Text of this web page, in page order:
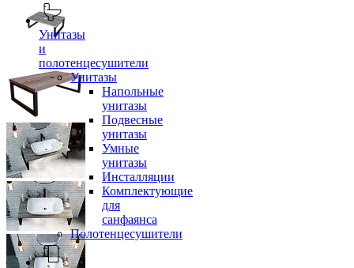
Унитазы
и
полотенцесушители
Унитазы
Напольные
унитазы
Подвесные
унитазы
Умные
унитазы
Инсталляции
Комплектующие
для
санфаянса
Полотенцесушители